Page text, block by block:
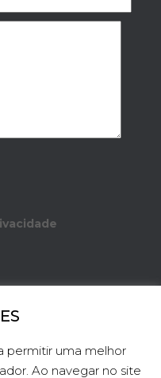
permitir uma melhor
Ao navegar no site